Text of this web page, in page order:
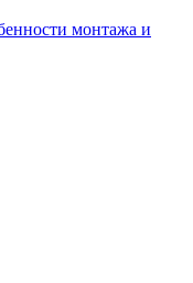
монтажа и